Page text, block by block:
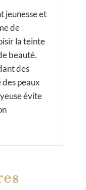
jeunesse et
de
la teinte
beauté.
des
peaux
évite